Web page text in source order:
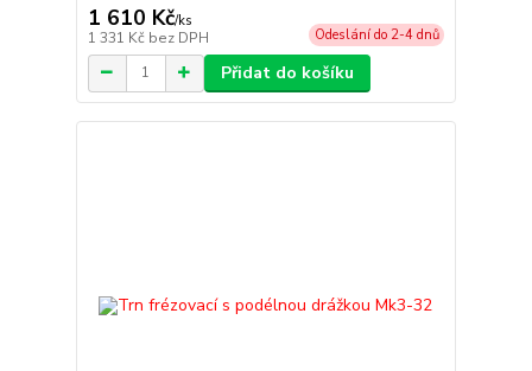
1 610 Kč/ks
1 331 Kč bez DPH Odeslání do 2-4 dnů
Přidat do košíku